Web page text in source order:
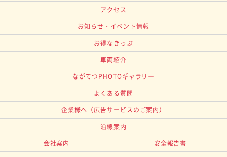
アクセス
お知らせ・イベント情報
お得なきっぷ
車両紹介
ながてつPHOTOギャラリー
よくある質問
企業様へ （広告サービスのご案内）
沿線案内
会社案内
安全報告書